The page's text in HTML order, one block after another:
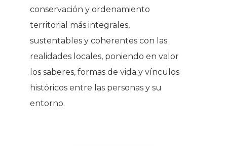
conservación y ordenamiento
territorial más integrales,
sustentables y coherentes con las
realidades locales, poniendo en valor
los saberes, formas de vida y vínculos
históricos entre las personas y su
entorno.